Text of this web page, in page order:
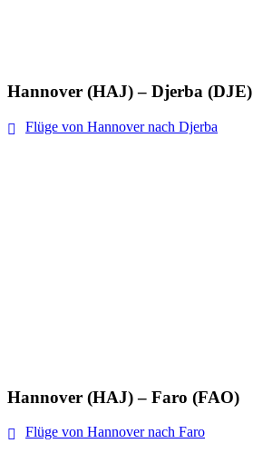
Hannover (HAJ) – Djerba (DJE)
Flüge von Hannover nach Djerba
Hannover (HAJ) – Faro (FAO)
Flüge von Hannover nach Faro